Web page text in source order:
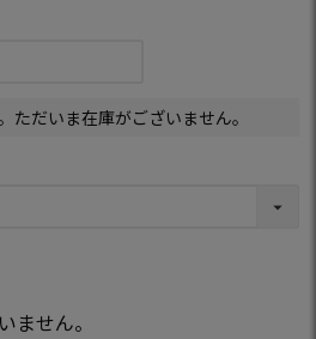
ただいま在庫がございません。
ません。